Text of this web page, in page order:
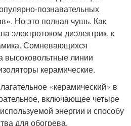
познавательных
Но это полная чушь. Как
электротоком диэлектрик, к
Сомневающихся
высоковольтные линии
керамические.
«керамический» в
включающее четыре
энергии и способу
для обогрева.